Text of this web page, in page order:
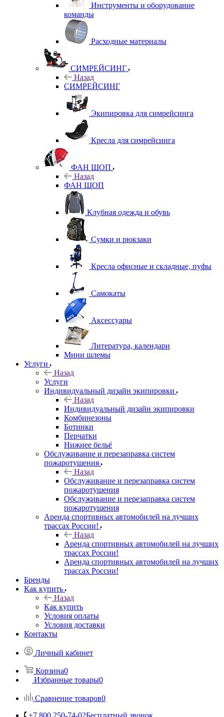
Инструменты и оборудование
команды
Расходные материалы
СИМРЕЙСИНГ
Назад
СИМРЕЙСИНГ
Экипировка для симрейсинга
Кресла для симрейсинга
ФАН ШОП
Назад
ФАН ШОП
Клубная одежда и обувь
Сумки и рюкзаки
Кресла офисные и складные, пуфы
Самокаты
Аксессуары
Литература, календари
Мини шлемы
Услуги
Назад
Услуги
Индивидуальный дизайн экипировки
Назад
Индивидуальный дизайн экипировки
Комбинезоны
Ботинки
Перчатки
Нижнее бельё
Обслуживание и перезаправка систем
пожаротушения
Назад
Обслуживание и перезаправка систем
пожаротушения
Обслуживание и перезаправка систем
пожаротушения
Аренда спортивных автомобилей на лучших
трассах России!
Назад
Аренда спортивных автомобилей на лучших
трассах России!
Аренда спортивных автомобилей на лучших
трассах России!
Бренды
Как купить
Назад
Как купить
Условия оплаты
Условия доставки
Контакты
Личный кабинет
Корзина0
Избранные товары0
Сравнение товаров0
+7 800 250-74-02Бесплатный звонок